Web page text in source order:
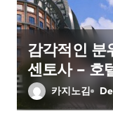
감각적인 분
센토사 – 호
카지노김